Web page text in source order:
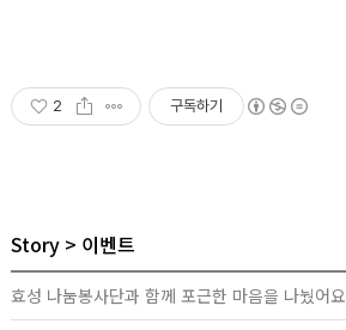
2 구독하기
Story 이벤트
효성 나눔봉사단과 함께 포근한 마음을 나눴어요